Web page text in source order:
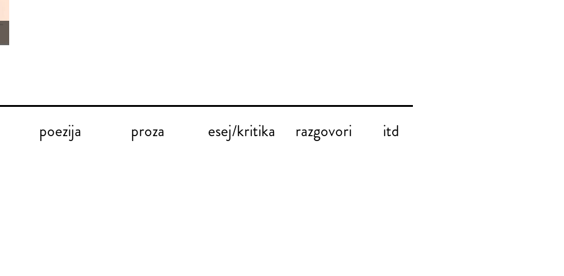
poezija proza esej/kritika razgovori itd